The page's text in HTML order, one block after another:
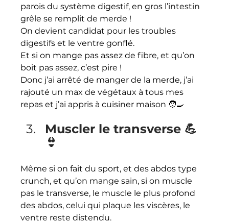
parois du système digestif, en gros l’intestin
grêle se remplit de merde !
On devient candidat pour les troubles
digestifs et le ventre gonflé.
Et si on mange pas assez de fibre, et qu’on
boit pas assez, c’est pire !
Donc j’ai arrêté de manger de la merde, j’ai
rajouté un max de végétaux à tous mes
repas et j’ai appris à cuisiner maison 🧑‍🍳
Muscler le transverse 💪
👙
Même si on fait du sport, et des abdos type
crunch, et qu’on mange sain, si on muscle
pas le transverse, le muscle le plus profond
des abdos, celui qui plaque les viscères, le
ventre reste distendu.